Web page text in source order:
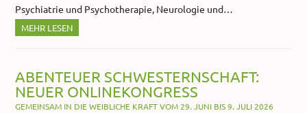
Psychiatrie und Psychotherapie, Neurologie und…
MEHR LESEN
ABENTEUER SCHWESTERNSCHAFT:
NEUER ONLINEKONGRESS
GEMEINSAM IN DIE WEIBLICHE KRAFT VOM 29. JUNI BIS 9. JULI 2026